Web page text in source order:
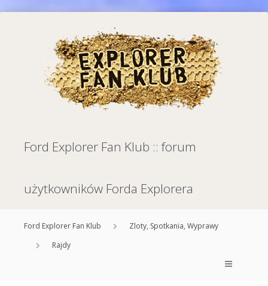
Ford Explorer Fan Klub :: forum
użytkowników Forda Explorera
Ford Explorer Fan Klub
Zloty, Spotkania, Wyprawy
Rajdy